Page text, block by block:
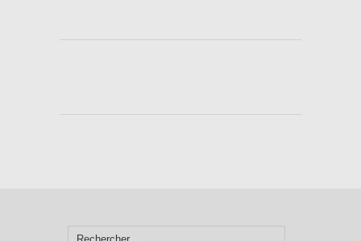
Rechercher :